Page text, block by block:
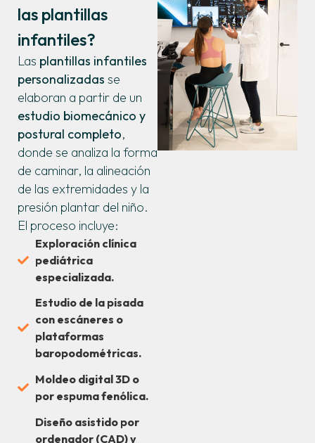
las plantillas
infantiles?
Las plantillas infantiles
personalizadas se
elaboran a partir de un
estudio biomecánico y
postural completo,
donde se analiza la forma
de caminar, la alineación
de las extremidades y la
presión plantar del niño.
El proceso incluye:
Exploración clínica
pediátrica
especializada.
Estudio de la pisada
con escáneres o
plataformas
baropodométricas.
Moldeo digital 3D o
por espuma fenólica.
Diseño asistido por
ordenador (CAD) y